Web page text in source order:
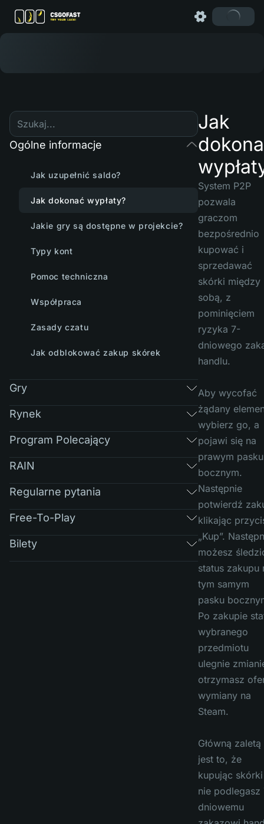
Ogólne informacje
Jak uzupełnić saldo?
Jak dokonać wypłaty?
Jakie gry są dostępne w projekcie?
Typy kont
Pomoc techniczna
Współpraca
Zasady czatu
Jak odblokować zakup skórek
Gry
Rynek
Program Polecający
RAIN
Regularne pytania
Free-To-Play
Bilety
Jak
System P2P
pozwala
graczom
bezpośrednio
kupować i
sprzedawać
skórki między
sobą, z
pominięciem
ryzyka 7-
dniowego
handlu.
Aby wycofać
żądany
wybierz go, a
pojawi się na
prawym pasku
bocznym.
Następnie
potwierdź
klikając
„Kup”.
możesz
status zakupu
tym samym
pasku
Po zakupie
wybranego
przedmiotu
ulegnie
otrzymasz
wymiany na
Steam.
Główną zaletą
jest to, że
kupując skórki
nie podlegasz
dniowemu